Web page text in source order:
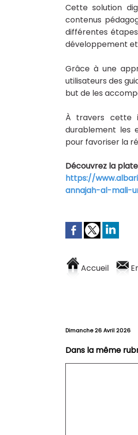
Cette solution
contenus
différentes
développement
Grâce à une
utilisateurs des
but de les
À travers cette
durablement les
pour favoriser la
Découvrez la
https://
annajah-al-mali-
Accueil
Dimanche 26 Avril 2026
Dans la même